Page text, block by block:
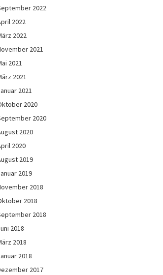
2022
2022
2022
2021
2021
2021
2021
2020
2020
2020
2020
2019
2019
2018
2018
2018
2018
2018
2018
2017